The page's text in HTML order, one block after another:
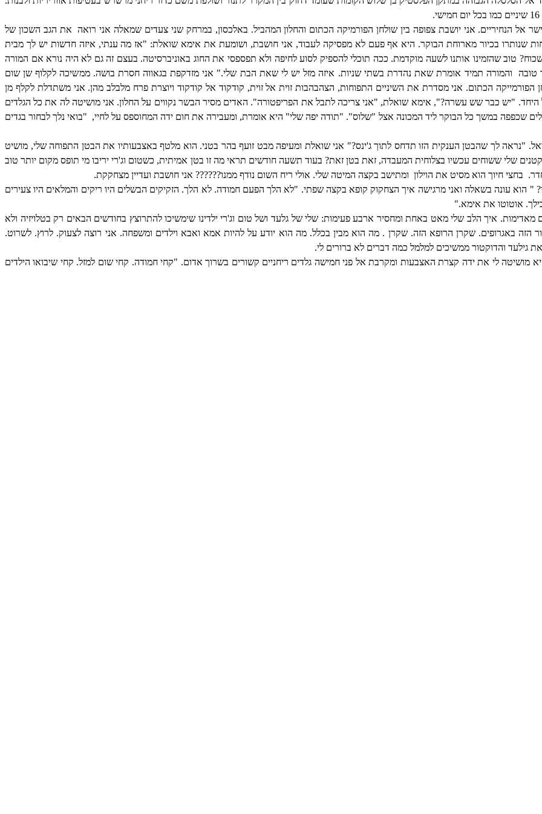
הנחיריים. אני יושבת צפופה בין שולחן הפורמיקה הכתום והחלון המהביל. באלכסון, במרחק שני צעדים שמאלה אני רואה את הגב השכון של
שנותרו בכיור מארוחת הבוקר. היא אף פעם לא מפסיקה לעבוד, אני חושבת, ושומעת את אימא שואלת: "אז מה ענתי, איזה חדשות יש לך מבית
טוב שהזמינו אותנו לשעה מוקדמת. ככה תוכלי להספיק לסוע לחיפה ולא תפספסי את החוג באוניברסיטה. בעצם זה גם לא היה נורא אם המורה
טובה
והמורה תמיד אומרת שאת נהדרת בשתי שניות. איזה מזל יש לי שאת הבת שלי." אני מזדקפת בגאווה חסרת בושה. ממשיכה לקלוף שן שום
הפורמייקה הכתום. אני מסדרת את השיניים התפוחות, הצהבהבות זוית אל זוית, קודקוד אל קודקוד ויוצרת פרח מלבלב מהן. אני משתדלת לקלף מן
"יש כבר שש עשרה?", אימא שואלת, "אני צריכה לתבל את הפריפטורה". האדים מסיר הבשר נקווים על החלון. אני מושיטה לה את כל הגלדים
שכפפה במשך כל הבוקר ליד המכונה אצל "שלוס". "תודה יפה שלי" היא אומרת, ומעבירה את חום ידה המחוספס על לחיי, "בואי נלך לבחור בגדים
"נראה לך שהבטן הענקית הזו תדחס לתוך ג'ינס?" אני שואלת ומעיפה מבט זועף בהר בטני. הוא מלטף באצבעותיו את הבטן התפוחה שלי, מושיט
שלי ששוחים עכשיו בצלוחית המעבדה, זאת בטן זאת? בעוד תשעה חודשים תראי מה זו בטן אמיתית, כשטום וג'רי יריבו מי תופס מקום יותר טוב
בחצי חיוך הוא מסיט את הוילון ומתישב בקצה המיטה שלי. אולי ריח השום נודף ממנו?????? אני חושבת ועדיין מצחקקת.
הוא עונה בשאלה ואני מרגישה איך הצחקוק קופא בקצה שפתי. "לא הלך הפעם חמודה. לא הלך. הזקיקים הבשלים היו ריקים והמלאים היו צעירים
אוטוטו את אימא."
מאדימות. איך הלב שלי מאט באחת ומחסיר ארבע פעימות: שלי של גלעד ושל טום וג'רי ילדינו שימשיכו להתרוצץ בחודשים הבאים רק בטלויזיה ולא
הזה באגרופים. שקרן הרופא הזה. שקרן . מה הוא מבין בכלל. מה הוא יודע על להיות אמא ואבא וילדים ומשפחה. אני רוצה לצעוק. לרוץ. לשרוט.
גילעד והדוקטור ממשיכים למלמל כמה דברים לא ברורים לי.
מושיטה לי את ידה קצרת האצבעות ומקרבת אל פני חמישה גלדים ריחניים קשורים בשרוך אדום. "קחי חמודה. קחי שום למזל. קחי שיבואו הילדים